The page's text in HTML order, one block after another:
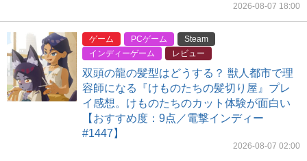
2026-08-07 18:00
ゲーム PCゲーム
Steam
インディーゲーム
レビュー
双頭の龍の髪型はどうする？ 獣人都市で理
容師になる『けものたちの髪切り屋』プレ
イ感想。けものたちのカット体験が面白い
【おすすめ度：9点／電撃インディー
#1447】
2026-08-07 02:00